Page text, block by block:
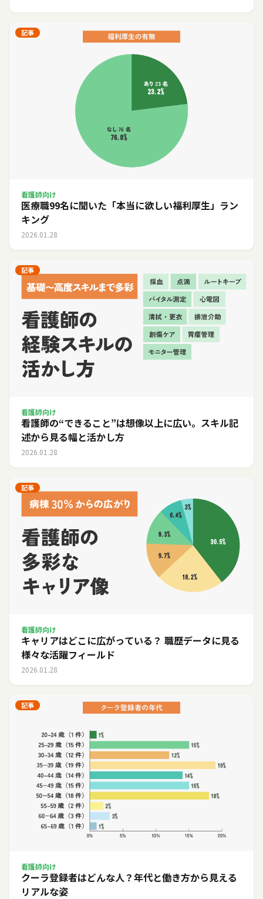
記事
看護師向け
医療職99名に聞いた「本当に欲しい福利厚生」ラン
キング
2026.01.28
記事
看護師向け
看護師の“できること”は想像以上に広い。スキル記
述から見る幅と活かし方
2026.01.28
記事
看護師向け
キャリアはどこに広がっている？ 職歴データに見る
様々な活躍フィールド
2026.01.28
記事
看護師向け
クーラ登録者はどんな人？年代と働き方から見える
リアルな姿